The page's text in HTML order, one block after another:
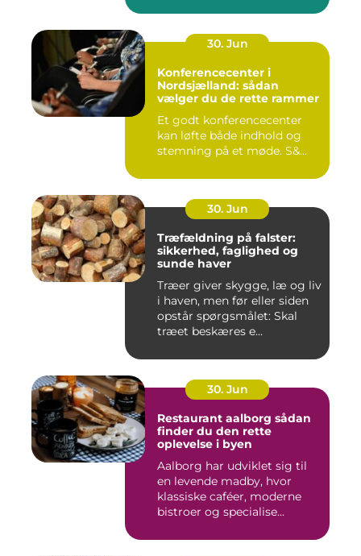
30. Jun
Konferencecenter i
Nordsjælland: sådan
vælger du de rette rammer
Et godt konferencecenter
kan løfte både indhold og
stemning på et møde. S&...
30. Jun
Træfældning på falster:
sikkerhed, faglighed og
sunde haver
Træer giver skygge, læ og liv
i haven, men før eller siden
opstår spørgsmålet: Skal
træet beskæres e...
30. Jun
Restaurant aalborg sådan
finder du den rette
oplevelse i byen
Aalborg har udviklet sig til
en levende madby, hvor
klassiske caféer, moderne
bistroer og specialise...